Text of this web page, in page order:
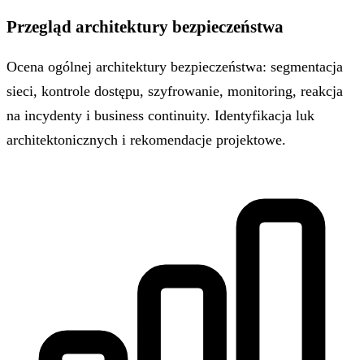
Przegląd architektury bezpieczeństwa
Ocena ogólnej architektury bezpieczeństwa: segmentacja
sieci, kontrole dostępu, szyfrowanie, monitoring, reakcja
na incydenty i business continuity. Identyfikacja luk
architektonicznych i rekomendacje projektowe.